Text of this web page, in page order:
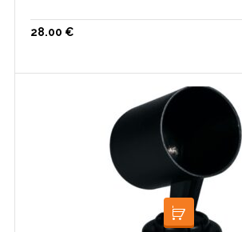
28.00 €
LOE EDASI